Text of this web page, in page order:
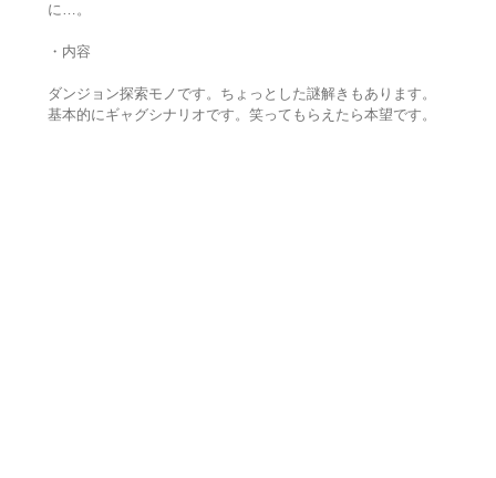
に…。
・内容
ダンジョン探索モノです。ちょっとした謎解きもあります。
基本的にギャグシナリオです。笑ってもらえたら本望です。